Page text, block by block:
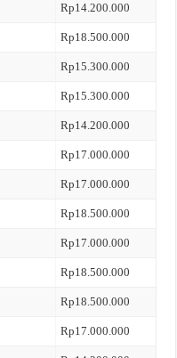
Rp14.200.000
Rp18.500.000
Rp15.300.000
Rp15.300.000
Rp14.200.000
Rp17.000.000
Rp17.000.000
Rp18.500.000
Rp17.000.000
Rp18.500.000
Rp18.500.000
Rp17.000.000